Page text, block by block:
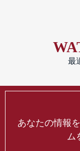
最
あなたの情報
ム